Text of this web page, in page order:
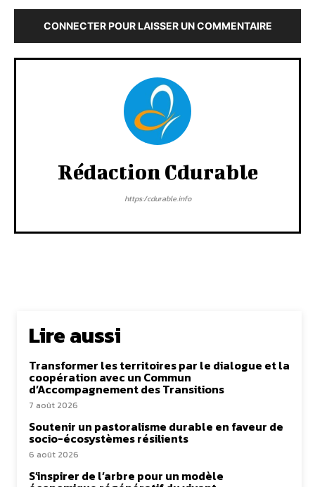
CONNECTER POUR LAISSER UN COMMENTAIRE
Rédaction Cdurable
https:/cdurable.info
Lire aussi
Transformer les territoires par le dialogue et la
coopération avec un Commun
d’Accompagnement des Transitions
7 août 2026
Soutenir un pastoralisme durable en faveur de
socio-écosystèmes résilients
6 août 2026
S’inspirer de l’arbre pour un modèle